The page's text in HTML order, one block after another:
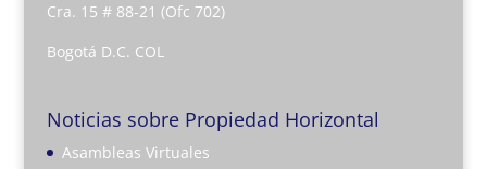
Cra. 15 # 88-21 (Ofc 702)
Bogotá D.C. COL
Noticias sobre Propiedad Horizontal
Asambleas Virtuales